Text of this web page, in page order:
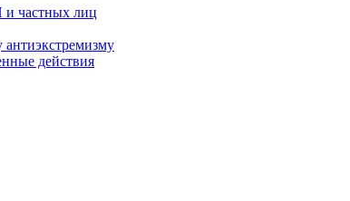
и частных лиц
действия